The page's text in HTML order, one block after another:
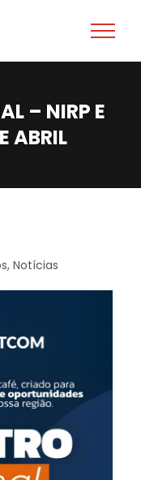
– NIRP E
ABRIL
, Notícias